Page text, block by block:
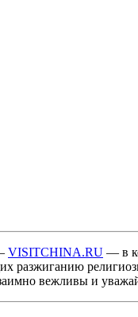
VISITCHINA.RU — в
разжиганию
вежливы и